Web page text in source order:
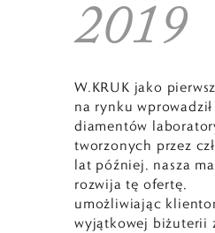
2019
W.KRUK jako
na rynku
diamentów
tworzonych przez
lat później, nasza
rozwija tę ofertę,
umożliwiając
wyjątkowej biżuterii